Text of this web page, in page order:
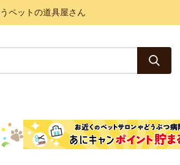
ペットの道具屋さん